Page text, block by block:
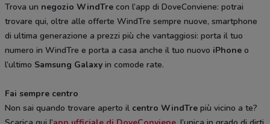
Trova un negozio WindTre con l’app di DoveConviene: potrai
trovare qui, oltre alle offerte WindTre sempre nuove, smartphone
di ultima generazione a prezzi più che vantaggiosi: porta il tuo
numero in WindTre e porta a casa anche il tuo nuovo iPhone o
l’ultimo Samsung Galaxy in comode rate.
Fai sempre centro
Non sai quando trovare aperto il centro WindTre più vicino a te?